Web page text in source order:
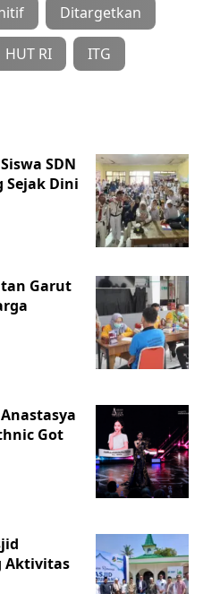
Ditargetkan
HUT RI ITG
SDN
Sejak Dini
Garut
Got
Aktivitas